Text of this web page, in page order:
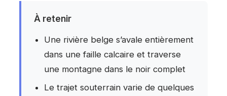
À retenir
Une rivière belge s’avale entièrement
dans une faille calcaire et traverse
une montagne dans le noir complet
Le trajet souterrain varie de quelques